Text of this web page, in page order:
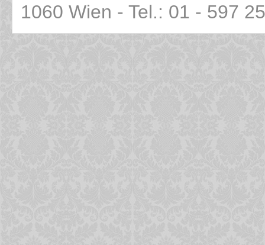
1060 Wien - Tel.: 01 - 597